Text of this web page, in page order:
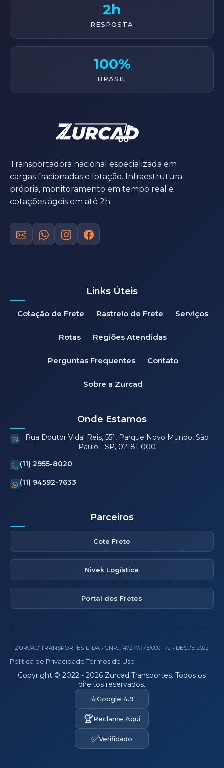
2h
RESPOSTA
100%
BRASIL
Transportadora nacional especializada em
cargas fracionadas e lotação. Infraestrutura
própria, monitoramento em tempo real e
cotações ágeis em até 2h.
Links Úteis
Cotação de Frete Rastreio de Frete Serviços
Rotas Regiões Atendidas
Perguntas Frequentes Contato
Sobre a Zurcad
Onde Estamos
Rua Doutor Vidal Reis, 551, Parque Novo Mundo, São
Paulo - SP, 02181-000
(11) 2955-8020
(11) 94592-7633
Parceiros
Cote Frete
Nivek Logística
Portal dos Fretes
ZURCAD TRANSPORTES LTDA • CNPJ: 47.277.775/0001-72 • DESDE 2022
Política de Privacidade·Termos de Uso
Copyright © 2022 - 2026 Zurcad Transportes. Todos os
direitos reservados.
⭐Google 4.9
🏆Reclame Aqui
✅Verificado